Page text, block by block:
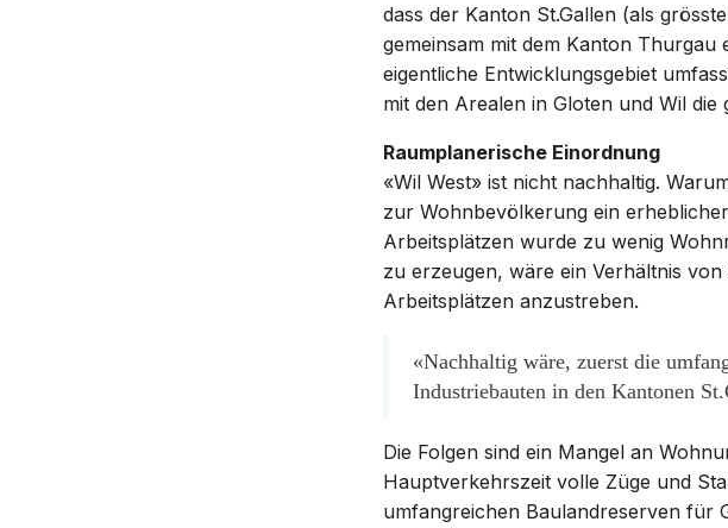
dass der Kanton St.Gallen (als
gemeinsam mit dem Kanton Thurgau
eigentliche Entwicklungsgebiet
mit den Arealen in Gloten und Wil
Raumplanerische Einordnung
«Wil West» ist nicht nachhaltig.
zur Wohnbevölkerung ein
Arbeitsplätzen wurde zu wenig
zu erzeugen, wäre ein Verhältnis
Arbeitsplätzen anzustreben.
«Nachhaltig wäre, zuerst die
Industriebauten in den Kantonen
Die Folgen sind ein Mangel an
Hauptverkehrszeit volle Züge und
umfangreichen Baulandreserven für